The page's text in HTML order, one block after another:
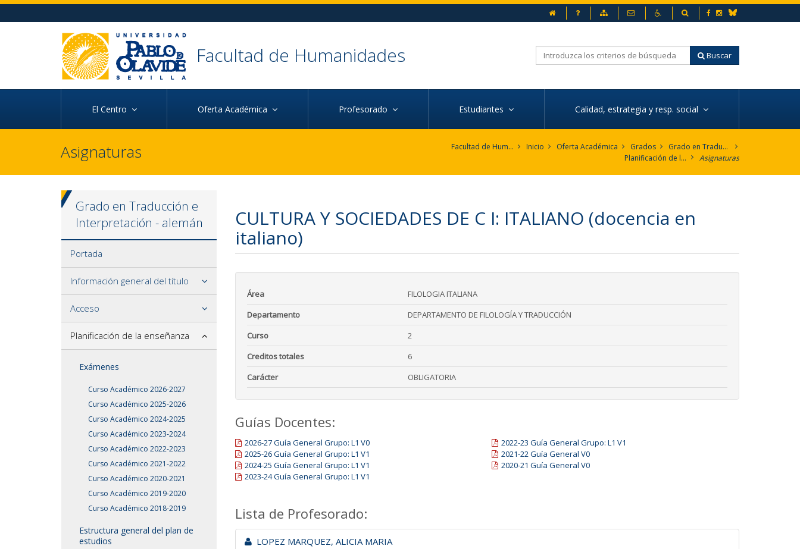
Ir al contenido principal de la página (alt + s)
Ir al pie de la página (alt + p)
Ir al menú principal (alt + u)
FacebookInstagram
Bluesky
Preguntas frecuentes
Mapa web Contacto AccesibilidadBuscador
Facultad de Humanidades Buscar
El Centro Oferta Académica Profesorado Estudiantes Calidad, estrategia y resp. social
Asignaturas Facultad de Humanidades Inicio Oferta Académica Grados
Grado en Traducción e Interpretación. Alemán
Planificación de la enseñanza
Asignaturas
Grado en Traducción e
Interpretación - alemán
Portada
Información general del título
Acceso
Planificación de la enseñanza
Exámenes
Curso Académico 2026-2027
Curso Académico 2025-2026
Curso Académico 2024-2025
Curso Académico 2023-2024
Curso Académico 2022-2023
Curso Académico 2021-2022
Curso Académico 2020-2021
Curso Académico 2019-2020
Curso Académico 2018-2019
Estructura general del plan de
estudios
CULTURA Y SOCIEDADES DE C I: ITALIANO (docencia en
italiano)
Área
FILOLOGIA ITALIANA
Departamento
DEPARTAMENTO DE FILOLOGÍA Y TRADUCCIÓN
Curso
2
Creditos totales
6
Carácter
OBLIGATORIA
Guías Docentes:
2026-27 Guía General Grupo: L1 V0
2025-26 Guía General Grupo: L1 V1
2024-25 Guía General Grupo: L1 V1
2023-24 Guía General Grupo: L1 V1
2022-23 Guía General Grupo: L1 V1
2021-22 Guía General V0
2020-21 Guía General V0
Lista de Profesorado:
LOPEZ MARQUEZ, ALICIA MARIA